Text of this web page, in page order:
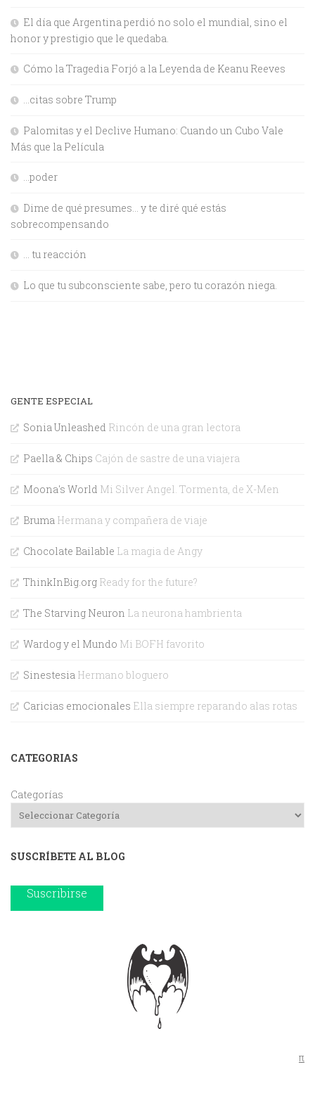
El día que Argentina perdió no solo el mundial, sino el
honor y prestigio que le quedaba.
Cómo la Tragedia Forjó a la Leyenda de Keanu Reeves
…citas sobre Trump
Palomitas y el Declive Humano: Cuando un Cubo Vale
Más que la Película
…poder
Dime de qué presumes… y te diré qué estás
sobrecompensando
… tu reacción
Lo que tu subconsciente sabe, pero tu corazón niega.
GENTE ESPECIAL
Sonia Unleashed Rincón de una gran lectora
Paella & Chips Cajón de sastre de una viajera
Moona's World Mi Silver Angel. Tormenta, de X-Men
Bruma Hermana y compañera de viaje
Chocolate Bailable La magia de Angy
ThinkInBig.org Ready for the future?
The Starving Neuron La neurona hambrienta
Wardog y el Mundo Mi BOFH favorito
Sinestesia Hermano bloguero
Caricias emocionales Ella siempre reparando alas rotas
CATEGORIAS
Categorías
SUSCRÍBETE AL BLOG
Suscribirse
π